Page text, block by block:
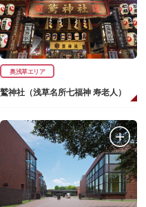
奥浅草エリア
鷲神社（浅草名所七福神 寿老人）